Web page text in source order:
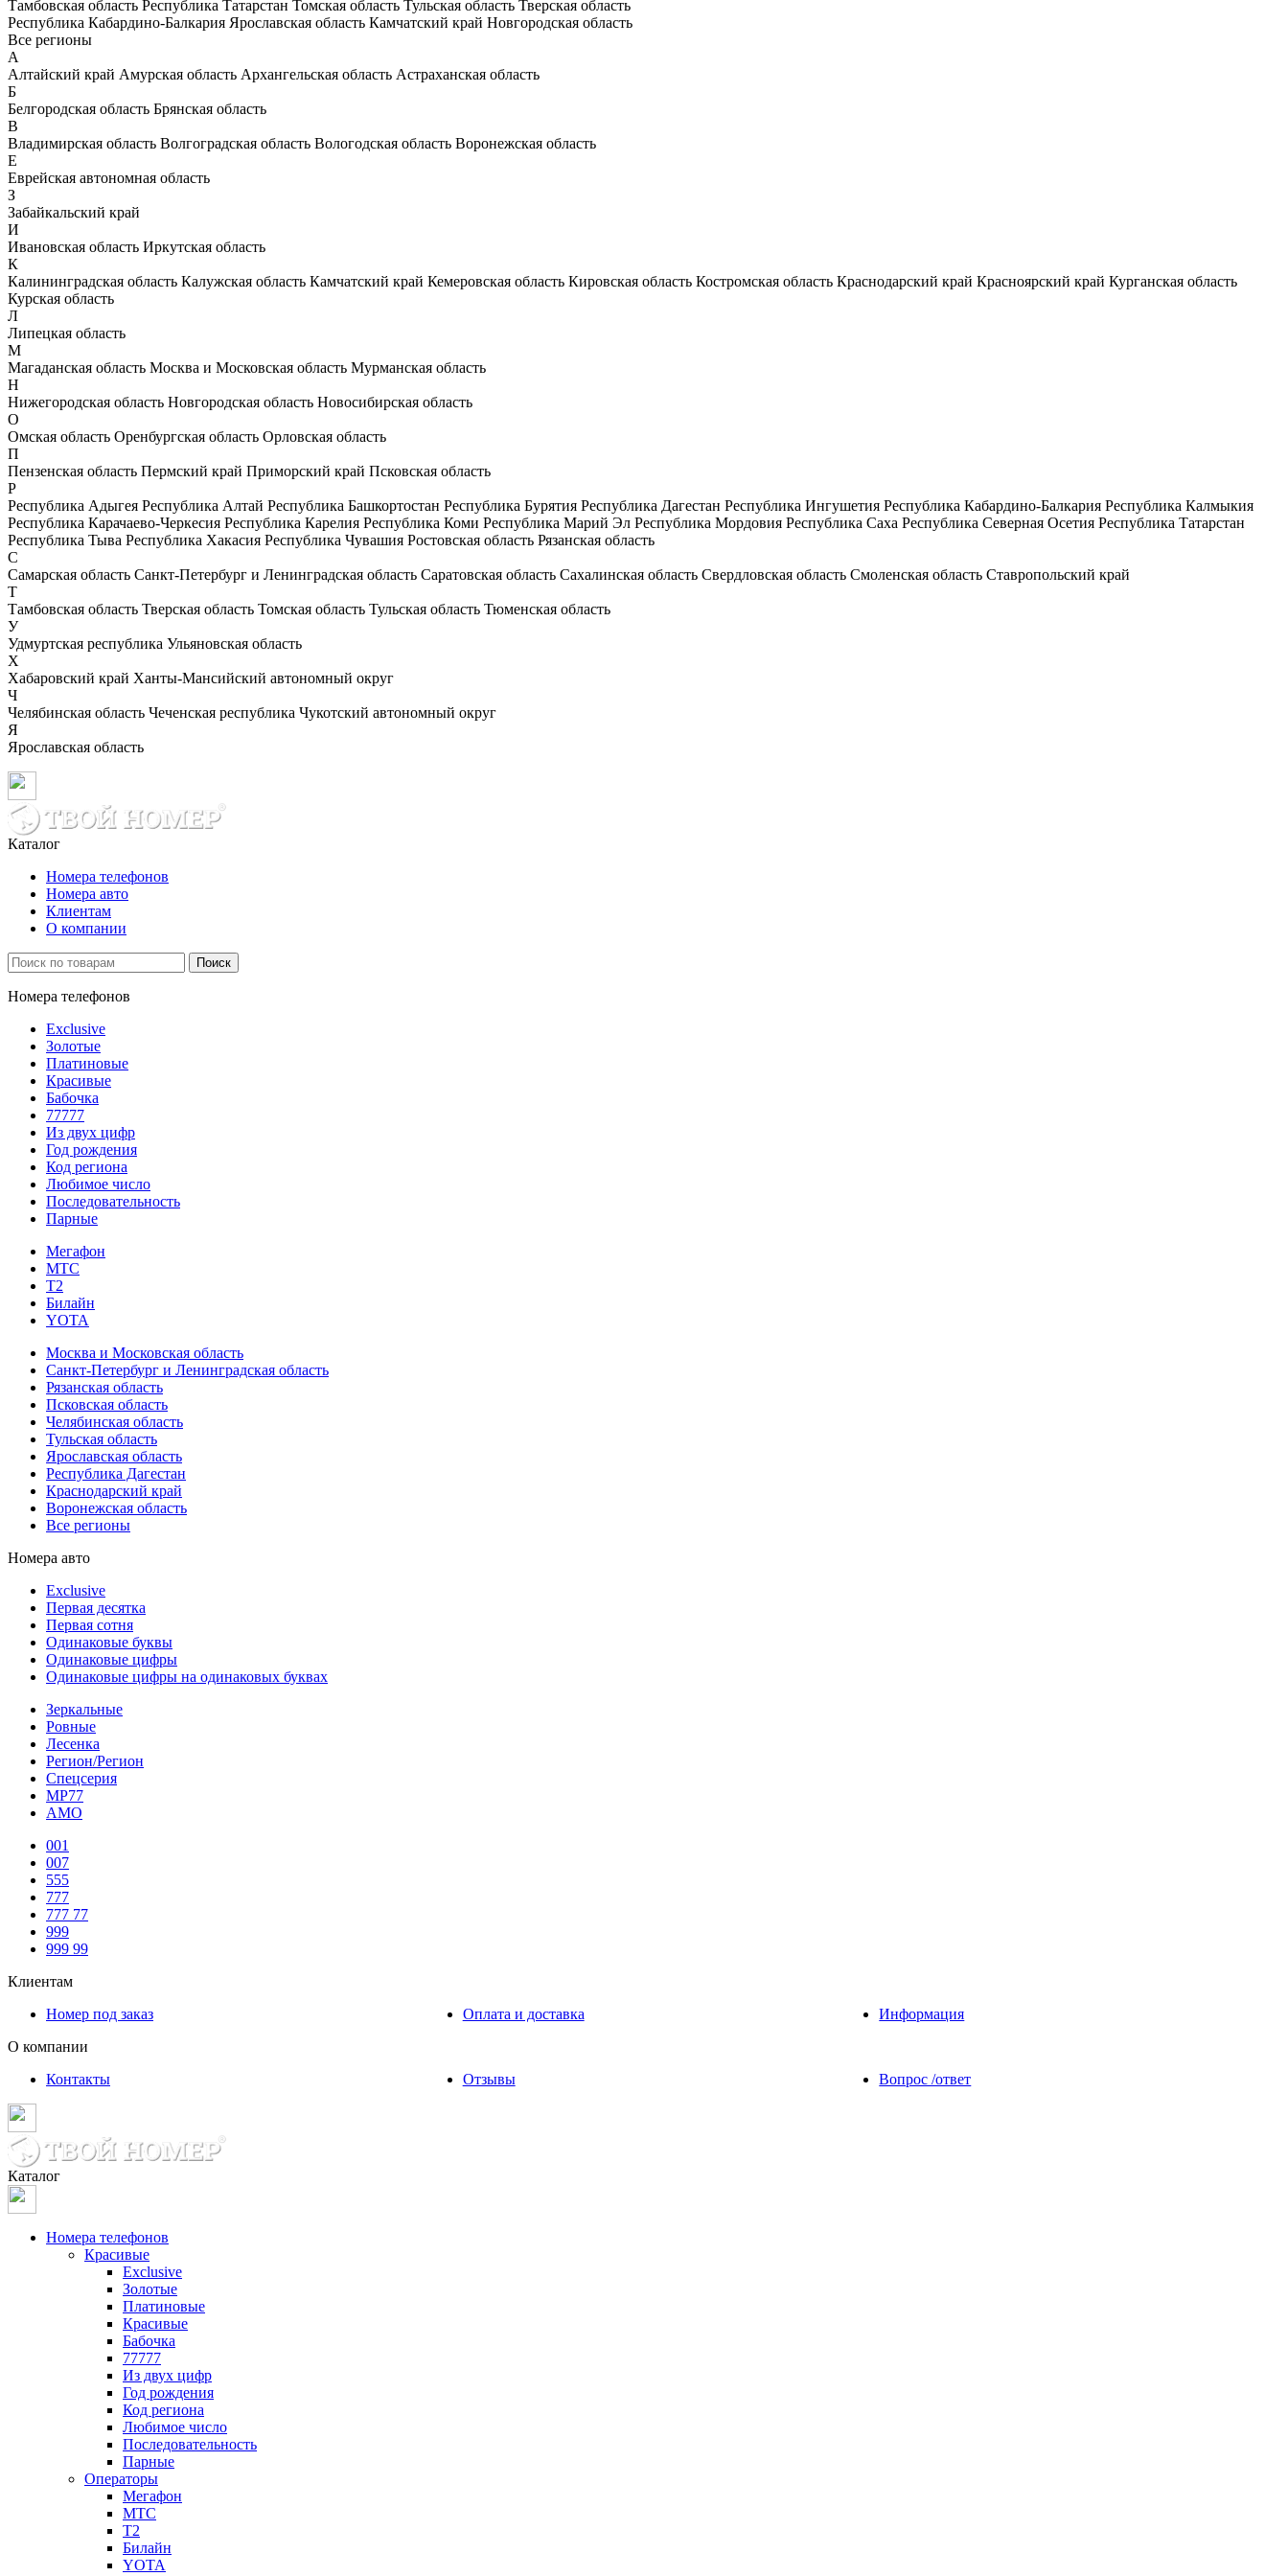
Тамбовская область Республика Татарстан Томская область Тульская область Тверская область
Республика Кабардино-Балкария Ярославская область Камчатский край Новгородская область
Все регионы
А
Алтайский край Амурская область Архангельская область Астраханская область
Б
Белгородская область Брянская область
В
Владимирская область Волгоградская область Вологодская область Воронежская область
Е
Еврейская автономная область
З
Забайкальский край
И
Ивановская область Иркутская область
К
Калининградская область Калужская область Камчатский край Кемеровская область Кировская область Костромская область Краснодарский край Красноярский край Курганская область
Курская область
Л
Липецкая область
М
Магаданская область Москва и Московская область Мурманская область
Н
Нижегородская область Новгородская область Новосибирская область
О
Омская область Оренбургская область Орловская область
П
Пензенская область Пермский край Приморский край Псковская область
Р
Республика Адыгея Республика Алтай Республика Башкортостан Республика Бурятия Республика Дагестан Республика Ингушетия Республика Кабардино-Балкария Республика Калмыкия
Республика Карачаево-Черкесия Республика Карелия Республика Коми Республика Марий Эл Республика Мордовия Республика Саха Республика Северная Осетия Республика Татарстан
Республика Тыва Республика Хакасия Республика Чувашия Ростовская область Рязанская область
С
Самарская область Санкт-Петербург и Ленинградская область Саратовская область Сахалинская область Свердловская область Смоленская область Ставропольский край
Т
Тамбовская область Тверская область Томская область Тульская область Тюменская область
У
Удмуртская республика Ульяновская область
Х
Хабаровский край Ханты-Мансийский автономный округ
Ч
Челябинская область Чеченская республика Чукотский автономный округ
Я
Ярославская область
Каталог
Номера телефонов
Номера авто
Клиентам
О компании
Поиск
Номера телефонов
Exclusive
Золотые
Платиновые
Красивые
Бабочка
77777
Из двух цифр
Год рождения
Код региона
Любимое число
Последовательность
Парные
Мегафон
МТС
Т2
Билайн
YOTA
Москва и Московская область
Санкт-Петербург и Ленинградская область
Рязанская область
Псковская область
Челябинская область
Тульская область
Ярославская область
Республика Дагестан
Краснодарский край
Воронежская область
Все регионы
Номера авто
Exclusive
Первая десятка
Первая сотня
Одинаковые буквы
Одинаковые цифры
Одинаковые цифры на одинаковых буквах
Зеркальные
Ровные
Лесенка
Регион/Регион
Спецсерия
МР77
АМО
001
007
555
777
777 77
999
999 99
Клиентам
Номер под заказ
Оплата и доставка
Информация
О компании
Контакты
Отзывы Вопрос /ответ
Каталог
Номера телефонов
Красивые
Exclusive
Золотые
Платиновые
Красивые
Бабочка
77777
Из двух цифр
Год рождения
Код региона
Любимое число
Последовательность
Парные
Операторы
Мегафон
МТС
Т2
Билайн
YOTA